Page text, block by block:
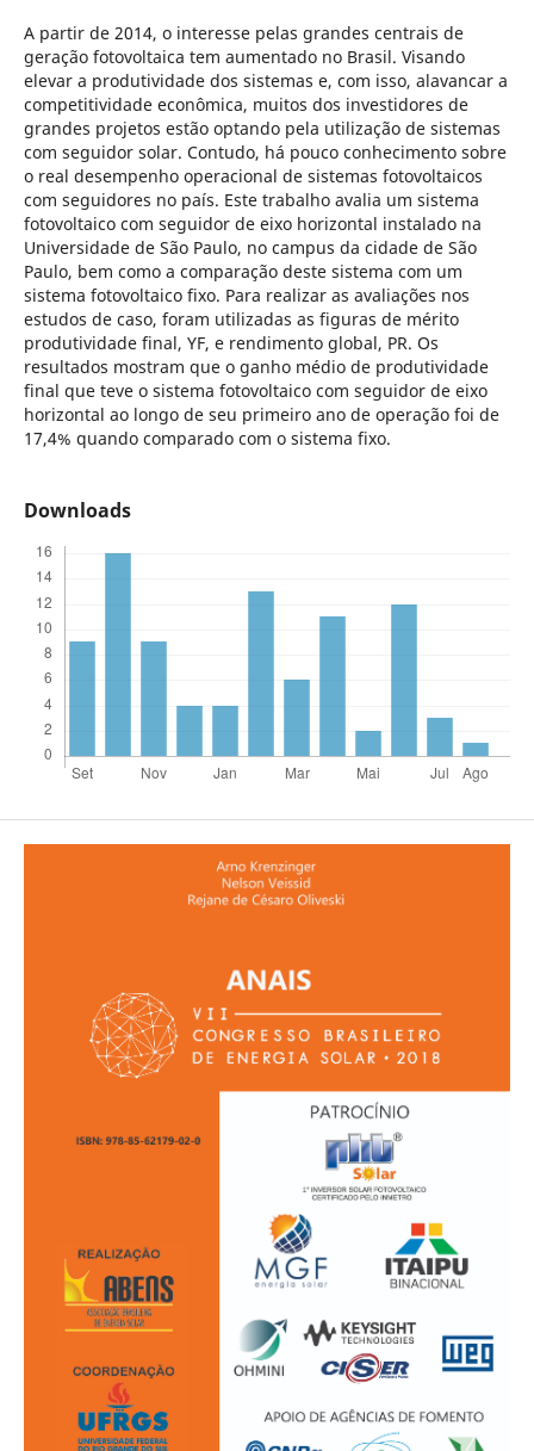
A partir de 2014, o interesse pelas grandes centrais de
geração fotovoltaica tem aumentado no Brasil. Visando
elevar a produtividade dos sistemas e, com isso, alavancar a
competitividade econômica, muitos dos investidores de
grandes projetos estão optando pela utilização de sistemas
com seguidor solar. Contudo, há pouco conhecimento sobre
o real desempenho operacional de sistemas fotovoltaicos
com seguidores no país. Este trabalho avalia um sistema
fotovoltaico com seguidor de eixo horizontal instalado na
Universidade de São Paulo, no campus da cidade de São
Paulo, bem como a comparação deste sistema com um
sistema fotovoltaico fixo. Para realizar as avaliações nos
estudos de caso, foram utilizadas as figuras de mérito
produtividade final, YF, e rendimento global, PR. Os
resultados mostram que o ganho médio de produtividade
final que teve o sistema fotovoltaico com seguidor de eixo
horizontal ao longo de seu primeiro ano de operação foi de
17,4% quando comparado com o sistema fixo.
Downloads